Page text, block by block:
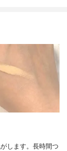
します。長時間つ